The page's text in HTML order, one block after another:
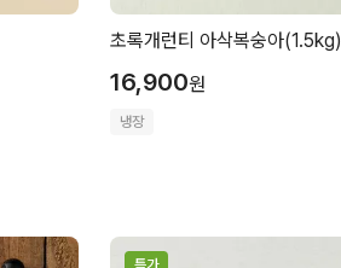
초록개런티 아삭복숭아(1.5kg)
16,900원
냉장
특가